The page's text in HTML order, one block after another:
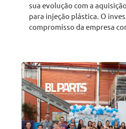
sua evolução com a
para injeção plástica. O
compromisso da empresa